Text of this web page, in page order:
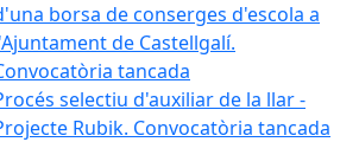
borsa de conserges d'escola a
de Castellgalí.
tancada
selectiu d'auxiliar de la llar -
Rubik. Convocatòria tancada